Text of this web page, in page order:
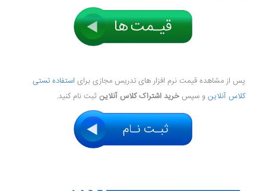
پس از مشاهده قیمت نرم افزار های تدریس مجازی برای استفاده تستی
کلاس آنلاین و سپس خرید اشتراک کلاس آنلاین ثبت نام کنید.